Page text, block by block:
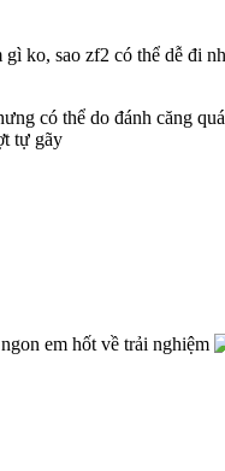
gì ko, sao zf2 có thể dễ đi
có thể do đánh căng
tự gãy
em hốt về trải nghiệm